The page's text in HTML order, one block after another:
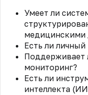
Умеет ли
Есть ли личный
Поддерживает
мониторинг?
Есть ли
интеллекта